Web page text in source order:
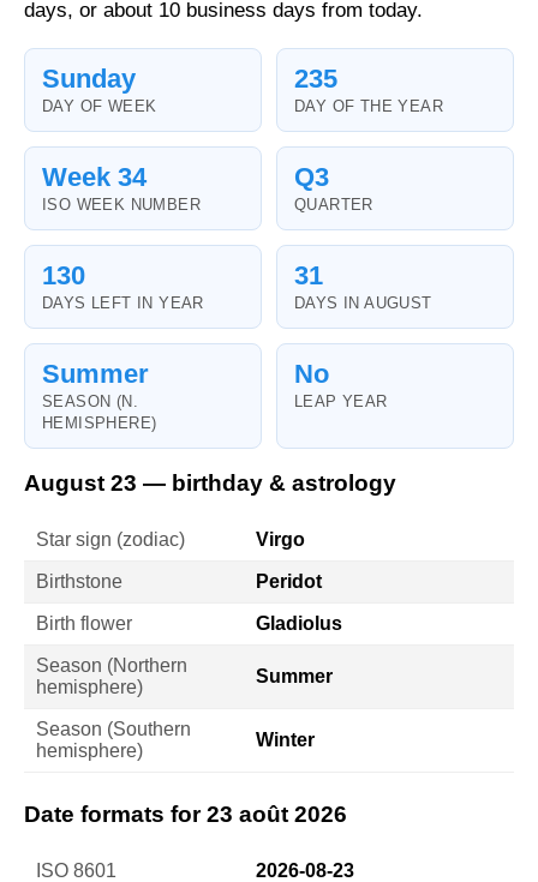
days, or about 10 business days from today.
Sunday
DAY OF WEEK
235
DAY OF THE YEAR
Week 34
ISO WEEK NUMBER
Q3
QUARTER
130
DAYS LEFT IN YEAR
31
DAYS IN AUGUST
Summer
SEASON (N.
HEMISPHERE)
No
LEAP YEAR
August 23 — birthday & astrology
Star sign (zodiac) Virgo
Birthstone Peridot
Birth flower Gladiolus
Season (Northern
hemisphere)
Summer
Season (Southern
hemisphere)
Winter
Date formats for 23 août 2026
ISO 8601 2026-08-23